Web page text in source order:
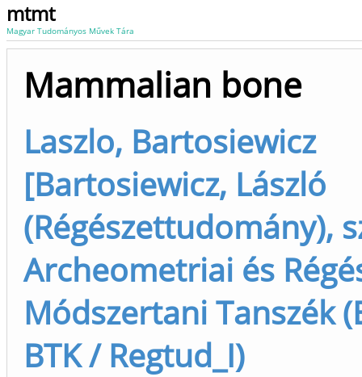
mtmt
Magyar Tudományos Művek Tára
Mammalian bone
Laszlo, Bartosiewicz
[Bartosiewicz, László
(Régészettudomány),
Archeometriai és
Módszertani Tanszék
BTK / Regtud_I)